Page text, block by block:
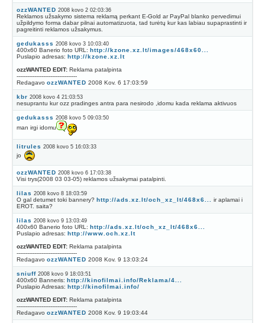
ozzWANTED 2008 kovo 2 02:03:36
Reklamos užsakymo sistema reklamą perkant E-Gold ar PayPal blanko pervedimui
užpildymo forma dabar pilnai automatizuota, tad turėtų kur kas labiau supaprastinti ir
pagreitinti reklamos užsakymus.
gedukasss 2008 kovo 3 10:03:40
400x60 Banerio foto URL: http://kzone.xz.lt/images/468x60...
Puslapio adresas: http://kzone.xz.lt
ozzWANTED EDIT: Reklama patalpinta
----------------------------------
Redagavo ozzWANTED 2008 Kov. 6 17:03:59
kbr 2008 kovo 4 21:03:53
nesuprantu kur ozz pradinges antra para nesirodo ,idomu kada reklama aktivuos
gedukasss 2008 kovo 5 09:03:50
man irgi idomu
litrules 2008 kovo 5 16:03:33
jo
ozzWANTED 2008 kovo 6 17:03:38
Visi trys(2008 03 03-05) reklamos užsakymai patalpinti.
lilas 2008 kovo 8 18:03:59
O gal detumet toki bannery? http://ads.xz.lt/och_xz_lt/468x6... ir aplamai i
EROT. saita?
lilas 2008 kovo 9 13:03:49
400x60 Banerio foto URL: http://ads.xz.lt/och_xz_lt/468x6...
Puslapio adresas: http://www.och.xz.lt
ozzWANTED EDIT: Reklama patalpinta
----------------------------------
Redagavo ozzWANTED 2008 Kov. 9 13:03:24
sniuff 2008 kovo 9 18:03:51
400x60 Banneris: http://kinofilmai.info/Reklama/4...
Puslapio Adresas: http://kinofilmai.info/
ozzWANTED EDIT: Reklama patalpinta
----------------------------------
Redagavo ozzWANTED 2008 Kov. 9 19:03:44